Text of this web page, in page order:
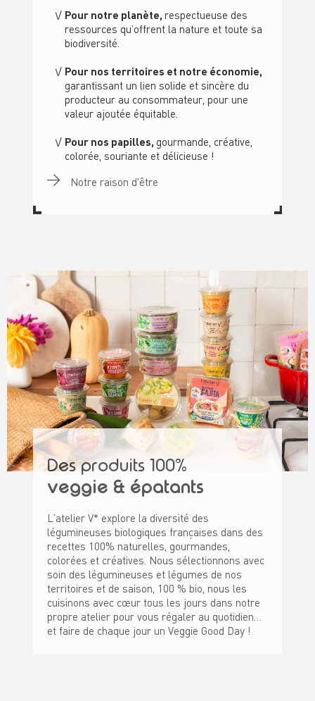
Pour notre planète,respectueuse des
ressources qu’offrent la nature et toute sa
biodiversité.
Pour nos territoires et notre économie,
garantissant un lien solide et sincère du
producteur au consommateur, pour une
valeur ajoutée équitable.
Pour nos papilles, gourmande, créative,
colorée, souriante et délicieuse !
Notre raison d'être
Des produits 100%
veggie & épatants
L’atelier V* explore la diversité des
légumineuses biologiques françaises dans des
recettes 100% naturelles, gourmandes,
colorées et créatives. Nous sélectionnons avec
soin des légumineuses et légumes de nos
territoires et de saison, 100 % bio, nous les
cuisinons avec cœur tous les jours dans notre
propre atelier pour vous régaler au quotidien…
et faire de chaque jour un Veggie Good Day !